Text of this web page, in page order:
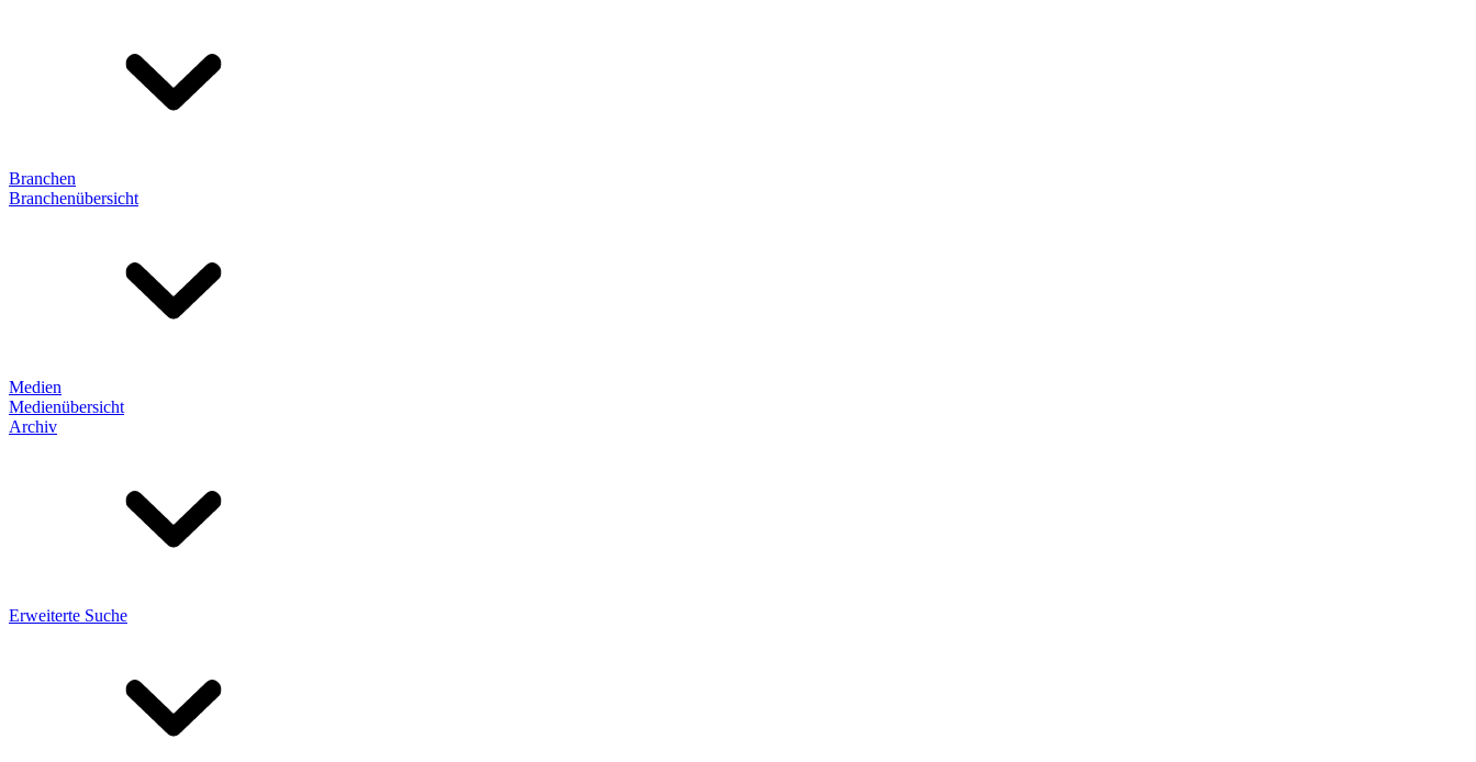
Branchen
Branchenübersicht
Medien
Medienübersicht
Archiv
Erweiterte Suche